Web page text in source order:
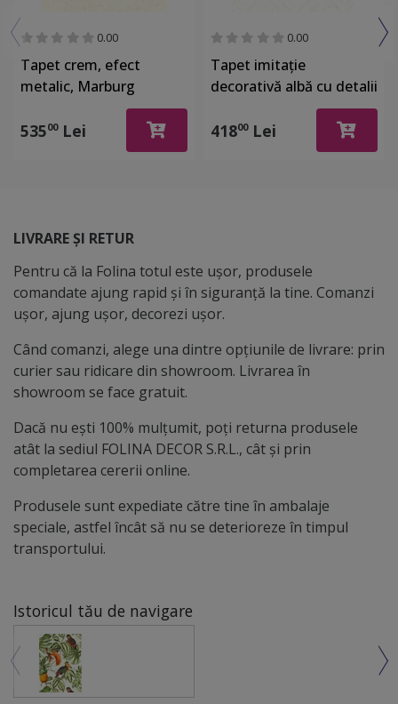
0.00
Tapet crem, efect
metalic, Marburg
Gloockler 52502
53500Lei
0.00
Tapet imitaţie
decorativă albă cu detalii
argintii, Marburg 32034
41800Lei
LIVRARE ȘI RETUR
Pentru că la Folina totul este ușor, produsele
comandate ajung rapid și în siguranță la tine. Comanzi
ușor, ajung ușor, decorezi ușor.
Când comanzi, alege una dintre opțiunile de livrare: prin
curier sau ridicare din showroom. Livrarea în
showroom se face gratuit.
Dacă nu ești 100% mulțumit, poți returna produsele
atât la sediul FOLINA DECOR S.R.L., cât și prin
completarea cererii online.
Produsele sunt expediate către tine în ambalaje
speciale, astfel încât să nu se deterioreze în timpul
transportului.
Istoricul tău de navigare